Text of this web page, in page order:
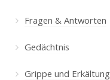
Fragen & Antworten
Gedächtnis
Grippe und Erkältung